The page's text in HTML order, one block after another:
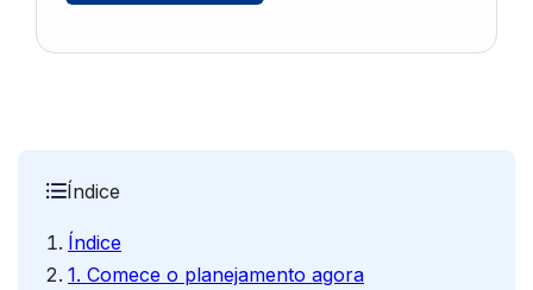
Índice
Índice
1. Comece o planejamento agora